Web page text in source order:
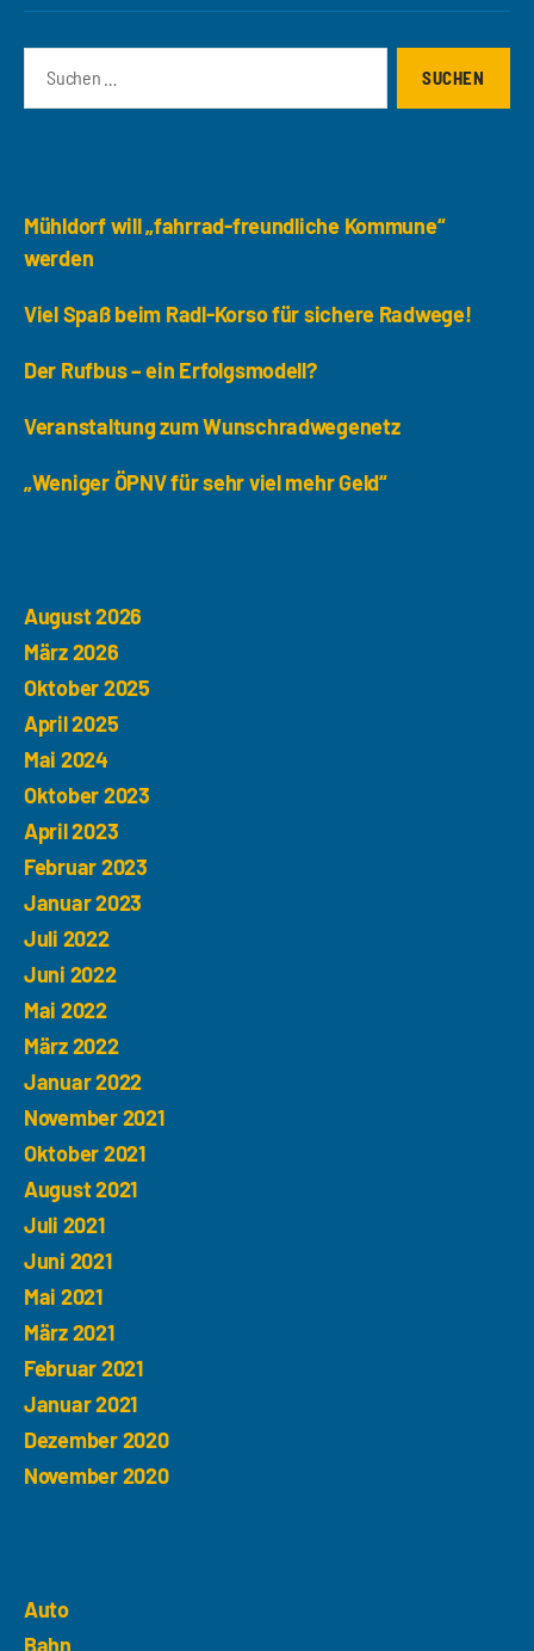
nach:
Mühldorf will „fahrrad-freundliche Kommune“
werden
Viel Spaß beim Radl-Korso für sichere Radwege!
Der Rufbus – ein Erfolgsmodell?
Veranstaltung zum Wunschradwegenetz
„Weniger ÖPNV für sehr viel mehr Geld“
August 2026
März 2026
Oktober 2025
April 2025
Mai 2024
Oktober 2023
April 2023
Februar 2023
Januar 2023
Juli 2022
Juni 2022
Mai 2022
März 2022
Januar 2022
November 2021
Oktober 2021
August 2021
Juli 2021
Juni 2021
Mai 2021
März 2021
Februar 2021
Januar 2021
Dezember 2020
November 2020
Auto
Bahn